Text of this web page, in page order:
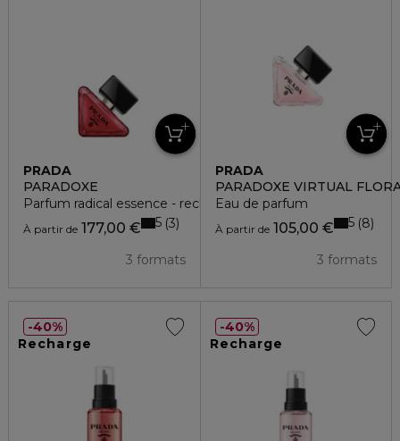
PRADA
PARADOXE
Parfum radical essence - rechargeable
À partir de 177,00 €
3 formats
5 3
PRADA
PARADOXE VIRTUAL
Eau de parfum
À partir de105,00 €
3 formats
5 8
Recharge
40%
Recharge
40%